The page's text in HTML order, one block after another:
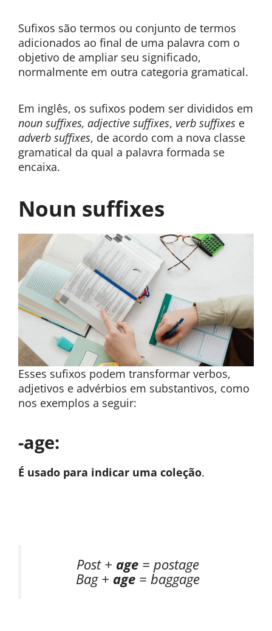
Sufixos são termos ou conjunto de termos
adicionados ao final de uma palavra com o
objetivo de ampliar seu significado,
normalmente em outra categoria gramatical.
Em inglês, os sufixos podem ser divididos em
noun suffixes, adjective suffixes, verb suffixes e
adverb suffixes, de acordo com a nova classe
gramatical da qual a palavra formada se
encaixa.
Noun suffixes
Esses sufixos podem transformar verbos,
adjetivos e advérbios em substantivos, como
nos exemplos a seguir:
-age:
É usado para indicar uma coleção.
Post + age= postage
Bag + age= baggage